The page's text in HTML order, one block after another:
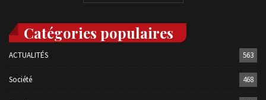
Catégories populaires
ACTUALITÉS 563
Société 468